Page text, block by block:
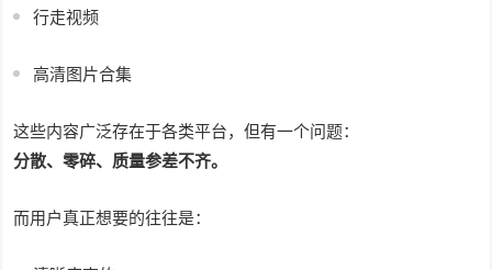
行走视频
高清图片合集
这些内容广泛存在于各类平台，但有一个问题：
分散、零碎、质量参差不齐。
而用户真正想要的往往是：